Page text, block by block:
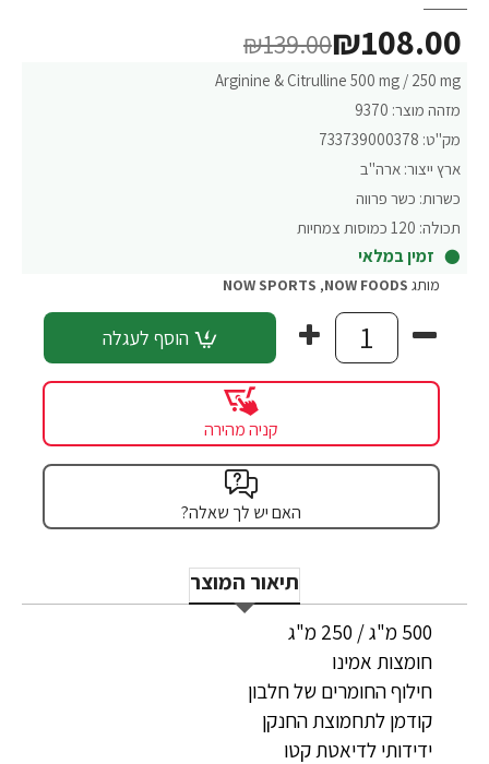
Arginine & Citrulline 500 mg / 250 mg
מזהה מוצר: 9370
מק"ט: 733739000378
ארץ ייצור: ארה"ב
כשרות: כשר פרווה
תכולה: 120 כמוסות צמחיות
זמין במלאי
₪108.00
₪139.00
מותג NOW FOODS
,
NOW SPORTS
הוסף לעגלה
קניה מהירה
האם יש לך שאלה?
תיאור המוצר
500 מ"ג / 250 מ"ג
חומצות אמינו
חילוף החומרים של חלבון
קודמן לתחמוצת החנקן
ידידותי לדיאטת קטו